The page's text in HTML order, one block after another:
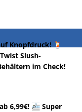
Knopfdruck! 🍹
Slush-
im Check!
6,99€! 🚈 Super